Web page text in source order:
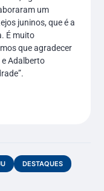
um
juninos, que é a
É muito
que agradecer
e Adalberto
DESTAQUES